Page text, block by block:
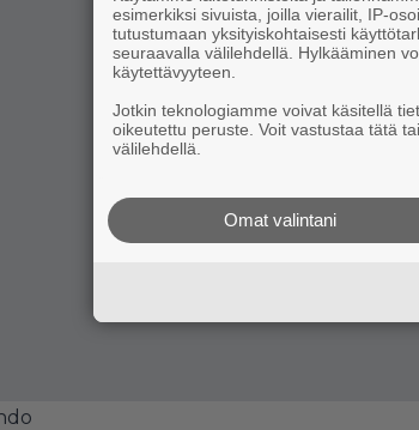
esimerkiksi sivuista, joilla vierailit, IP-
tutustumaan yksityiskohtaisesti
seuraavalla välilehdellä. Hylkääminen
käytettävyyteen.
Jotkin teknologiamme voivat käsitellä
oikeutettu peruste. Voit vastustaa tätä
välilehdellä.
Omat valintani